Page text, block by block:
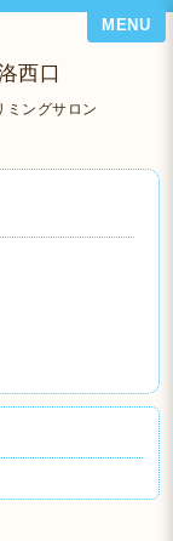
西口
ミングサロン
MENU